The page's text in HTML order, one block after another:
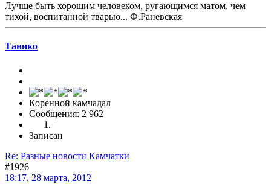
Лучше быть хорошим человеком, ругающимся матом, чем
тихой, воспитанной тварью... Ф.Раневская
Танико
Коренной камчадал
Сообщения: 2 962
Записан
Re: Разные новости Камчатки
#1926
18:17, 28 марта, 2012